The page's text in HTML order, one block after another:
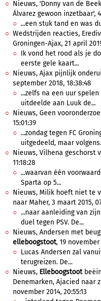
Nieuws, 'Donny van de
Álvarez gewoon inzetbaar',
...een stuk tand en was
Wedstrijden reacties,
Groningen-Ajax, 21 april
Ik vond het rood als je
eerste gele kaart...
Nieuws, Ajax pijnlijk
september 2018, 18:38:48
...zelfs na een uur
uitdeelde aan Luuk de...
Nieuws, Geen
15:01:39
...zondag tegen FC
uitgedeeld, maar
Nieuws, Vilhena geschorst
11:18:28
...waarvan één
Sparta op 5...
Nieuws, Milik hoeft niet te
naar Maher, 3 maart 2015,
...naar aanleiding van
duel tegen PSV. De...
Nieuws, Andersen met
elleboogstoot, 19 november
Lucas Andersen zal
terugreizen. De...
Nieuws, Elleboogstoot
Denemarken, Ajacied naar
november 2014, 20:55:13